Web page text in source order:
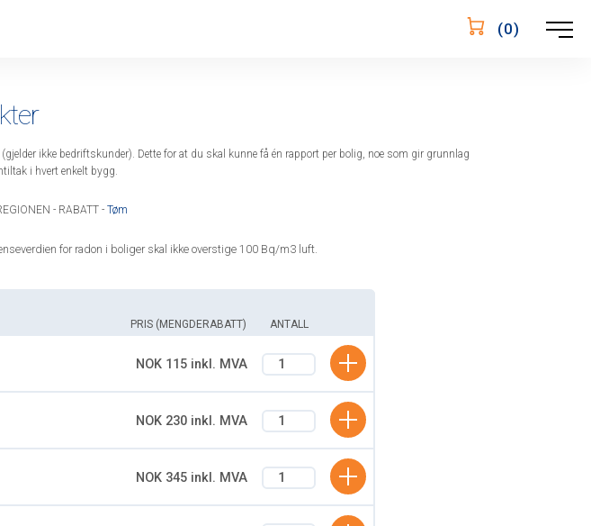
(0)Öppna
ikke bedriftskunder). Dette for at du skal kunne få én rapport per bolig, noe som gir grunnlag
i hvert enkelt bygg.
- RABATT -Tøm
for radon i boliger skal ikke overstige 100 Bq/m3 luft.
PRIS (MENGDERABATT)
ANTALL
NOK 115 inkl. MVA LÄGG TILL I KUNDKORG
NOK 230 inkl. MVA LÄGG TILL I KUNDKORG
NOK 345 inkl. MVA LÄGG TILL I KUNDKORG